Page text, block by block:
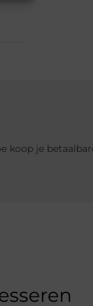
koop je